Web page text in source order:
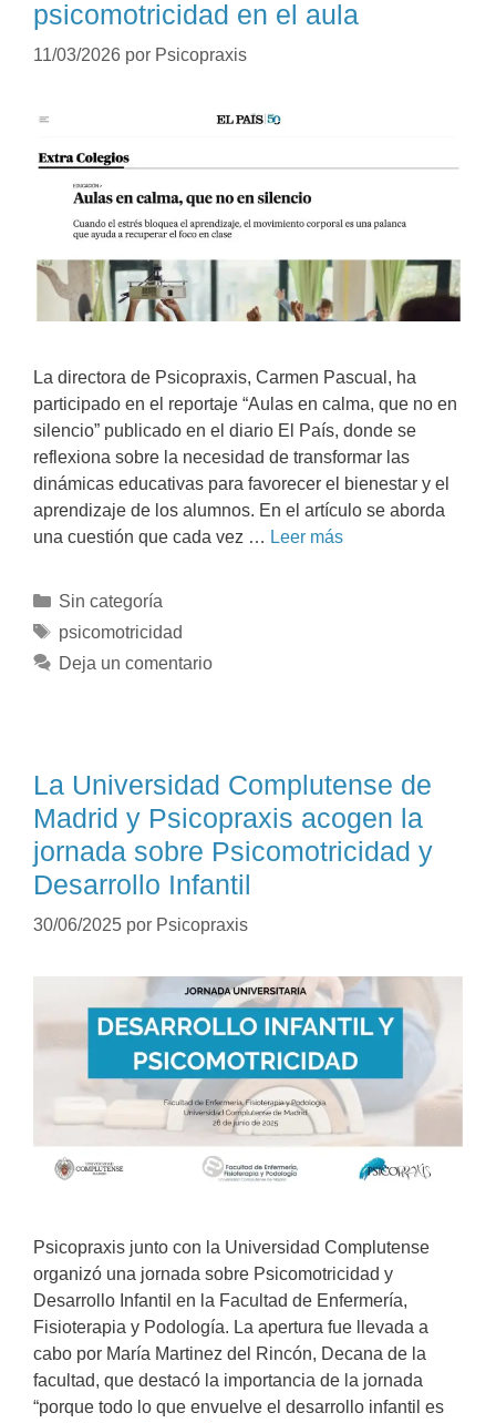
psicomotricidad en el aula
11/03/2026 por Psicopraxis
La directora de Psicopraxis, Carmen Pascual, ha
participado en el reportaje “Aulas en calma, que no en
silencio” publicado en el diario El País, donde se
reflexiona sobre la necesidad de transformar las
dinámicas educativas para favorecer el bienestar y el
aprendizaje de los alumnos. En el artículo se aborda
una cuestión que cada vez … Leer más
Sin categoría
psicomotricidad
Deja un comentario
La Universidad Complutense de
Madrid y Psicopraxis acogen la
jornada sobre Psicomotricidad y
Desarrollo Infantil
30/06/2025 por Psicopraxis
Psicopraxis junto con la Universidad Complutense
organizó una jornada sobre Psicomotricidad y
Desarrollo Infantil en la Facultad de Enfermería,
Fisioterapia y Podología. La apertura fue llevada a
cabo por María Martinez del Rincón, Decana de la
facultad, que destacó la importancia de la jornada
“porque todo lo que envuelve el desarrollo infantil es